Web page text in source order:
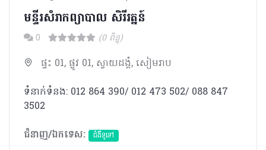
មន្ទីរសំរាកព្យាបាល​ សិរីរត្នន៍
0 (0 ពិន្ទុ)
ផ្ទះ 01, ផ្លូវ 01, ស្វាយដង្គំ, សៀមរាប
ទំនាក់ទំនង: 012 864 390/ 012 473 502/ 088 847
3502
ជំនាញ/ឯកទេស:
ជំងឺទូទៅ